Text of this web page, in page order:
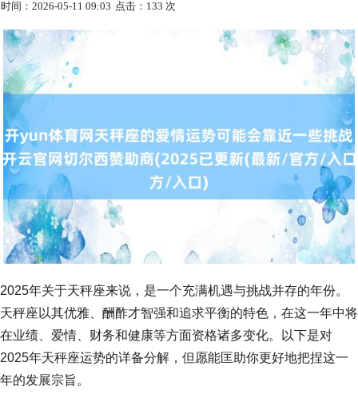
时间：2026-05-11 09:03 点击：133 次
2025年关于天秤座来说，是一个充满机遇与挑战并存的年份。
天秤座以其优雅、酬酢才智强和追求平衡的特色，在这一年中将
在业绩、爱情、财务和健康等方面资格诸多变化。以下是对
2025年天秤座运势的详备分解，但愿能匡助你更好地把捏这一
年的发展宗旨。